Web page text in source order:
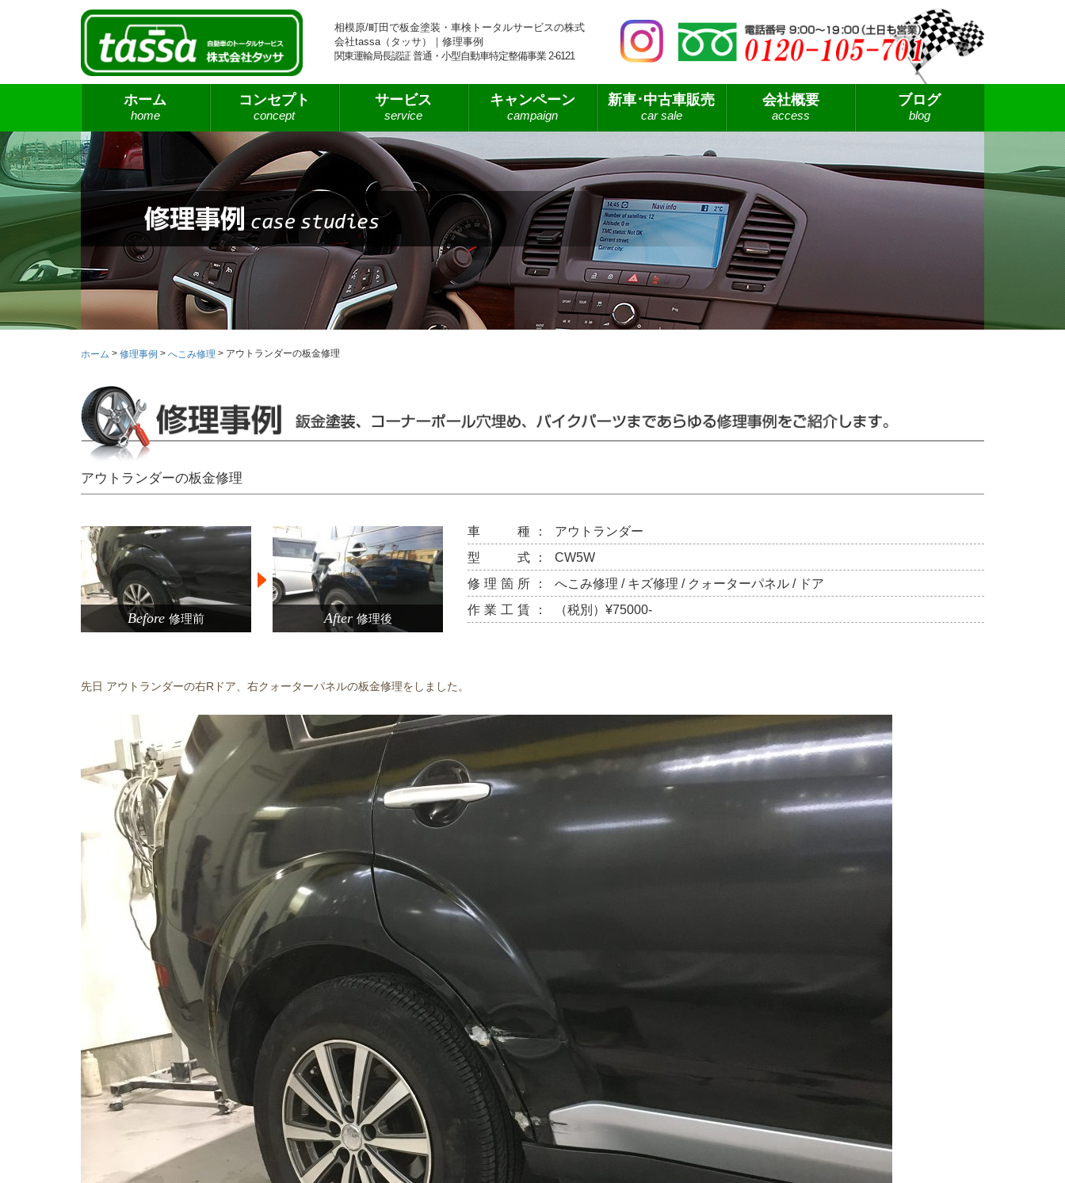
相模原/町田で板金塗装・車検トータルサービスの株式
会社tassa（タッサ）｜修理事例
関東運輸局長認証 普通・小型自動車特定整備事業 2-6121
ホーム
home
コンセプト
concept
サービス
service
キャンペーン
campaign
新車･中古車販売
car sale
会社概要
access
ブログ
blog
ホーム > 修理事例 > へこみ修理 > アウトランダーの板金修理
アウトランダーの板金修理
Before 修理前 After 修理後
車 種：
アウトランダー
型 式：
CW5W
修理箇所：
へこみ修理 / キズ修理 / クォーターパネル / ドア
作業工賃：
（税別）¥75000-
先日 アウトランダーの右Rドア、右クォーターパネルの板金修理をしました。